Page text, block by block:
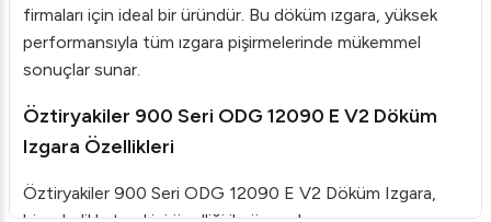
firmaları için ideal bir üründür. Bu döküm ızgara, yüksek
performansıyla tüm ızgara pişirmelerinde mükemmel
sonuçlar sunar.
Öztiryakiler 900 Seri ODG 12090 E V2 Döküm
Izgara Özellikleri
Öztiryakiler 900 Seri ODG 12090 E V2 Döküm Izgara,